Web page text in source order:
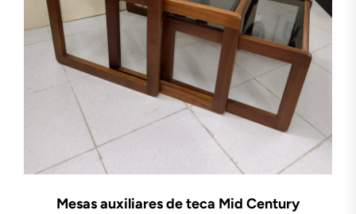
Mesas auxiliares de teca Mid Century